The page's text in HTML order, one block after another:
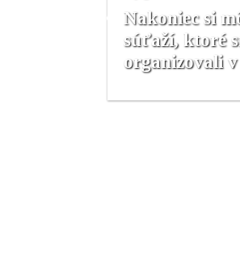
Nakoniec si
súťaží, ktoré
organizovali